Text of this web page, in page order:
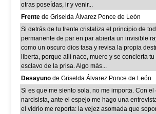
otras poseídas, ir y venir...
Frente de Griselda Álvarez Ponce de León
Si detrás de tu frente cristaliza el principio de
permanente de par en par abierta un invisible
como un oscuro dios tasa y revisa la propia
liberta, porque allí nace, muere y se concierta
esclavo de la prisa. Algo más...
Desayuno de Griselda Álvarez Ponce de León
Si es que me siento sola, no me importa. Con el
narcisista, ante el espejo me hago una
el vidrio me reporta: la vejez asomada que